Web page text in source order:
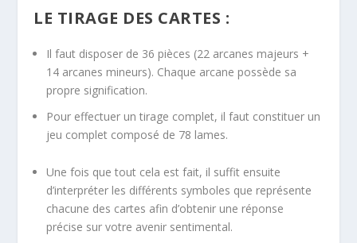
LE TIRAGE DES CARTES :
Il faut disposer de 36 pièces (22 arcanes majeurs +
14 arcanes mineurs). Chaque arcane possède sa
propre signification.
Pour effectuer un tirage complet, il faut constituer un
jeu complet composé de 78 lames.
Une fois que tout cela est fait, il suffit ensuite
d’interpréter les différents symboles que représente
chacune des cartes afin d’obtenir une réponse
précise sur votre avenir sentimental.